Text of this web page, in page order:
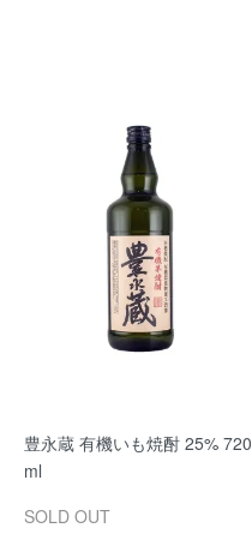
豊永蔵 有機いも焼酎 25% 720
ml
SOLD OUT